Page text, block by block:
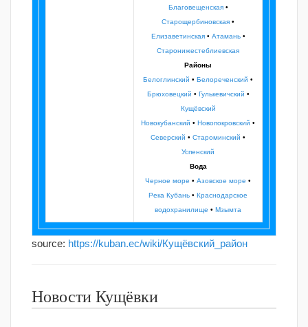
Благовещенская•
Старощербиновская •
Елизаветинская• Атамань•
Старонижестеблиевская
Районы
Белоглинский • Белореченский •
Брюховецкий • Гулькевичский •
Кущёвский
Новокубанский • Новопокровский •
Северский • Староминский •
Успенский
Вода
Черное море • Азовское море •
Река Кубань • Краснодарское
водохранилище • Мзымта
source: https://kuban.ec/wiki/Кущёвский_район
Новости Кущёвки